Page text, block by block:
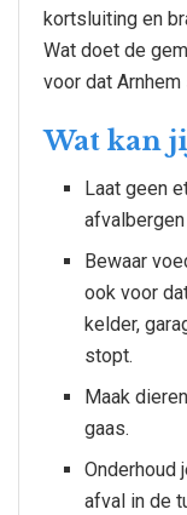
kortsluiting en
Wat doet de
voor dat
Wat kan
Laat geen
Bewaar
ook voor
kelder,
stopt.
Maak
gaas.
Onderhoud
afval in de